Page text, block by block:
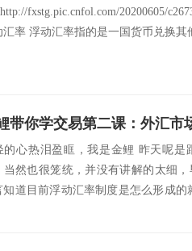
fxstg.pic.cnfol.com/20200605/
汇率 浮动汇率指的是一国货币兑换其
带你学交易第二课：外汇市
的心热泪盈眶，我是金鲤 昨天呢是
当然也很笼统，并没有讲解的太细
知道目前浮动汇率制度是怎么形成